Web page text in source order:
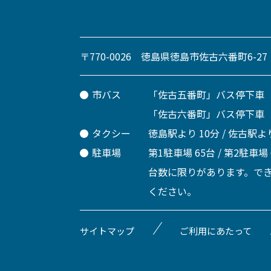
〒770-0026 徳島県徳島市佐古六番町6-27
市バス
「佐古五番町」バス停下
「佐古六番町」バス停下
タクシー
徳島駅より 10分 / 佐古駅
駐車場
第1駐車場 65台 / 第2駐車
台数に限りがあります。で
ください。
サイトマップ ご利用にあたって